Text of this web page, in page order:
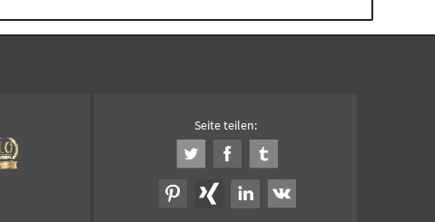
Seite teilen: